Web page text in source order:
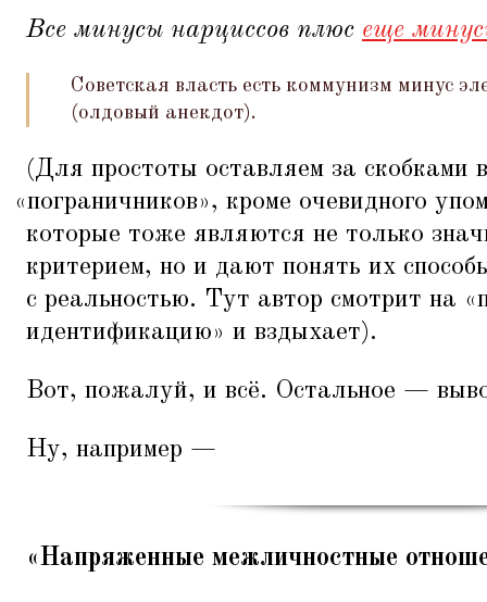
Все минусы нарциссов плюс еще
Советская власть есть коммунизм минус
(олдовый анекдот).
(Для простоты оставляем за скобками
«пограничников», кроме очевидного
которые тоже являются не только
критерием, но и дают понять их
с реальностью. Тут автор смотрит на «
идентификацию» и вздыхает).
Вот, пожалуй, и всё. Остальное —
Ну, например —
«Напряженные межличностные